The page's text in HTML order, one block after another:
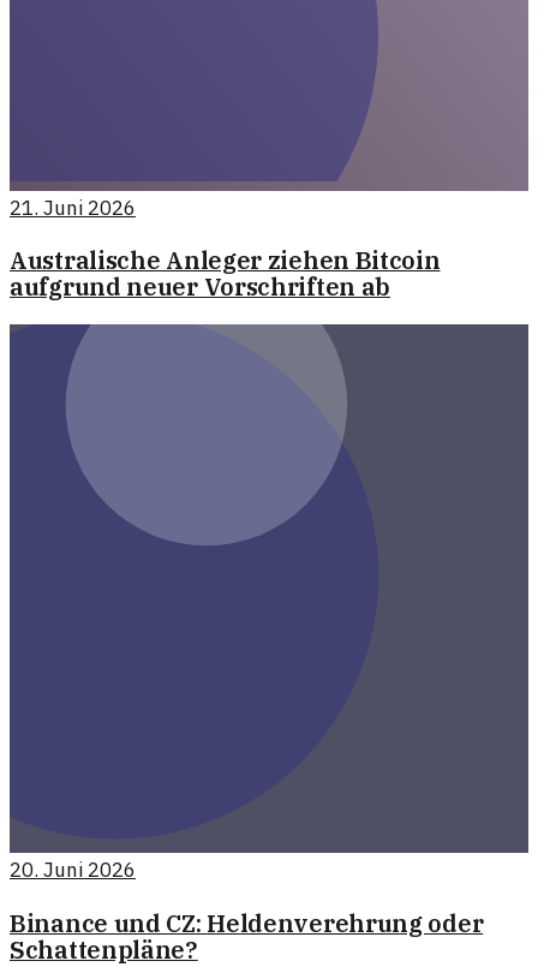
21. Juni 2026
Australische Anleger ziehen Bitcoin
aufgrund neuer Vorschriften ab
20. Juni 2026
Binance und CZ: Heldenverehrung oder
Schattenpläne?